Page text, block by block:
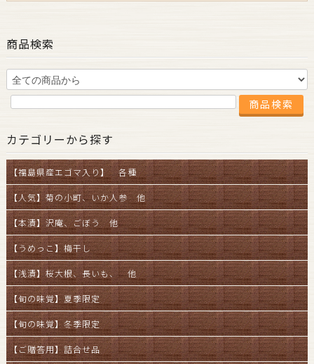
商品検索
カテゴリーから探す
【福島県産エゴマ入り】 各種
【人気】菊の小町、いか人参 他
【本漬】沢庵、ごぼう 他
【うめっこ】梅干し
【浅漬】桜大根、長いも、 他
【旬の味覚】夏季限定
【旬の味覚】冬季限定
【ご贈答用】詰合せ品